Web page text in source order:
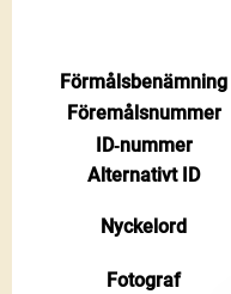
Förmålsbenämning
Föremålsnummer
ID‑nummer
Alternativt ID
Nyckelord
Fotograf